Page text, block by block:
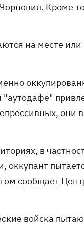
Кроме
на месте
они
в
оккупант
сообщает
войска